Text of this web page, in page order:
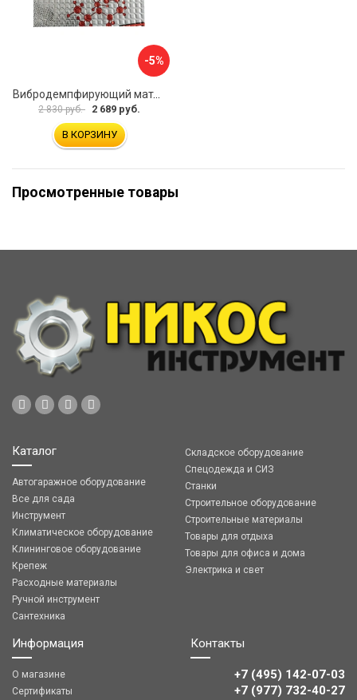
-5%
Вибродемпфирующий материал Шумофф Микс Ф УТ000000308
2 830 руб. 2 689 руб.
В КОРЗИНУ
Просмотренные товары
Каталог
Автогаражное оборудование
Все для сада
Инструмент
Климатическое оборудование
Клининговое оборудование
Крепеж
Расходные материалы
Ручной инструмент
Сантехника
Складское оборудование
Спецодежда и СИЗ
Станки
Строительное оборудование
Строительные материалы
Товары для отдыха
Товары для офиса и дома
Электрика и свет
Информация
О магазине
Сертификаты
Контакты
+7 (495) 142-07-03
‎‎+7 (977) 732-40-27